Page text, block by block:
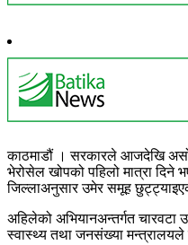
काठमाडौं । सरकारले आजदेखि
भेरोसेल खोपको पहिलो मात्रा दिने
जिल्लाअनुसार उमेर समूह
अहिलेको अभियानअन्तर्गत चारवटा
स्वास्थ्य तथा जनसंख्या